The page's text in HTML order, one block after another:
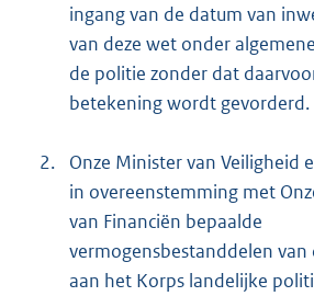
ingang van de datum van
van deze wet onder
de politie zonder dat
betekening wordt gevorderd.
2.
Onze Minister van Veiligheid
in overeenstemming met
van Financiën bepaalde
vermogensbestanddelen van
aan het Korps landelijke